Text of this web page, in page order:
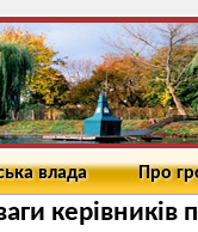
влада Про
керівників